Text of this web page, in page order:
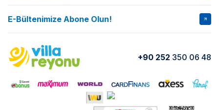
İptal Şartları Banka Hesapları
Kurumsal Blog
Yorumlar Nasıl Kiralarım
VİLLA SALKIM VİLLA SLAY 1
VİLLA OLENNA 1 VİLLA MERT
VILLA ADRIMA 1
E-Bültenimize Abone Olun!
+90 252 350 06 48